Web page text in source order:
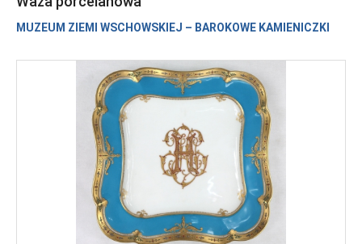
MUZEUM ZIEMI WSCHOWSKIEJ – BAROKOWE KAMIENICZKI